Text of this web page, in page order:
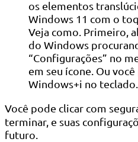
os elementos
Windows 11 com o
Veja como. Primeiro,
do Windows
“Configurações” no
em seu ícone. Ou
Windows+i no teclado.
Você pode clicar com
terminar, e suas
futuro.